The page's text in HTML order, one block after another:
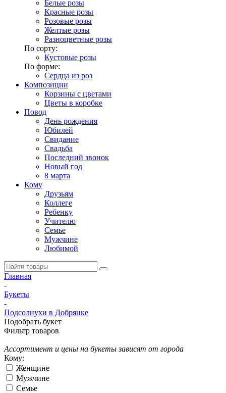
Белые розы
Красные розы
Розовые розы
Желтые розы
Разноцветные розы
По сорту:
Кустовые розы
По форме:
Сердца из роз
Композиции
Корзины с цветами
Цветы в коробке
Повод
День рождения
Юбилей
Свидание
Свадьба
Последний звонок
Новый год
8 марта
Кому
Друзьям
Коллеге
Ребенку
Учителю
Семье
Мужчине
Любимой
Главная
-
Букеты
-
Подсолнухи в Добрянке
Подобрать букет
Фильтр товаров
Ассортимент и цены на букеты зависят от города
Кому:
Женщине
Мужчине
Семье